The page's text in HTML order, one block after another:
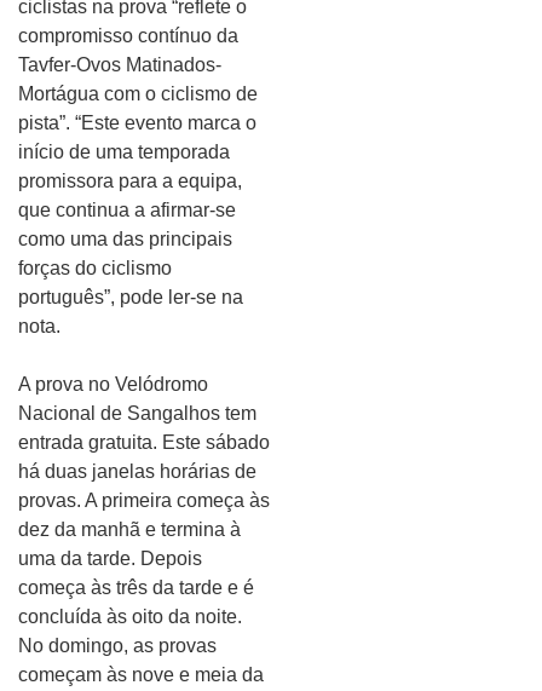
ciclistas na prova “reflete o
compromisso contínuo da
Tavfer-Ovos Matinados-
Mortágua com o ciclismo de
pista”. “Este evento marca o
início de uma temporada
promissora para a equipa,
que continua a afirmar-se
como uma das principais
forças do ciclismo
português”, pode ler-se na
nota.
A prova no Velódromo
Nacional de Sangalhos tem
entrada gratuita. Este sábado
há duas janelas horárias de
provas. A primeira começa às
dez da manhã e termina à
uma da tarde. Depois
começa às três da tarde e é
concluída às oito da noite.
No domingo, as provas
começam às nove e meia da